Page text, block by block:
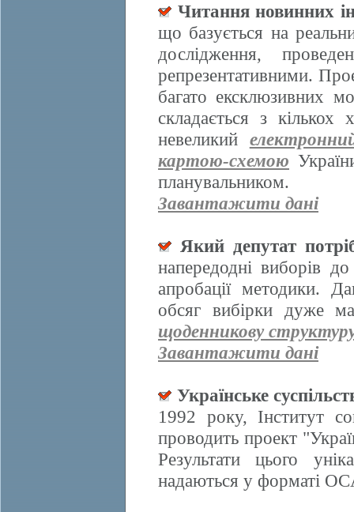
Читання новинних
що базується на
дослідження,
репрезентативними.
багато ексклюзивних
складається з
невеликий
картою-схемою
планувальником.
Завантажити дані
Який депутат
напередодні виборів
апробації методики.
обсяг вибірки дуже
щоденникову
Завантажити дані
Українське
1992 року, Інститут
проводить проект
Результати цього
надаються у форматі